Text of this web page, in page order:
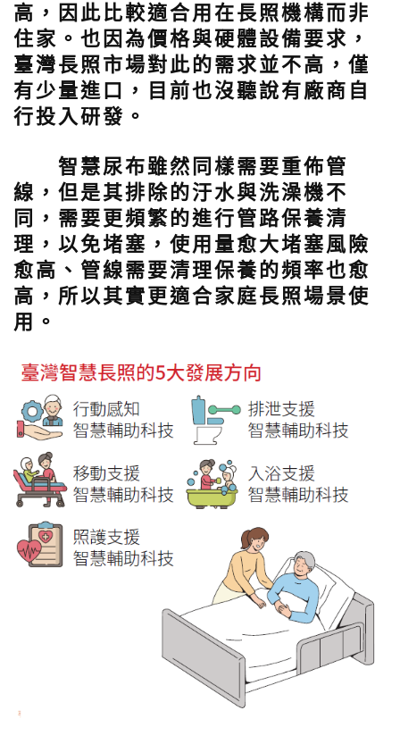
高，因此比較適合用在長照機構而非
住家。也因為價格與硬體設備要求，
臺灣長照市場對此的需求並不高，僅
有少量進口，目前也沒聽說有廠商自
行投入研發。
智慧尿布雖然同樣需要重佈管
線，但是其排除的汙水與洗澡機不
同，需要更頻繁的進行管路保養清
理，以免堵塞，使用量愈大堵塞風險
愈高、管線需要清理保養的頻率也愈
高，所以其實更適合家庭長照場景使
用。